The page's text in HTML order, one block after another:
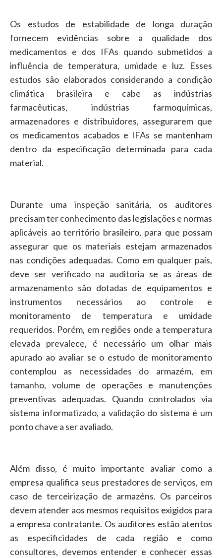
Os estudos de estabilidade de longa duração
fornecem evidências sobre a qualidade dos
medicamentos e dos IFAs quando submetidos a
influência de temperatura, umidade e luz. Esses
estudos são elaborados considerando a condição
climática brasileira e cabe as indústrias
farmacêuticas, indústrias farmoquímicas,
armazenadores e distribuidores, assegurarem que
os medicamentos acabados e IFAs se mantenham
dentro da especificação determinada para cada
material.
Durante uma inspeção sanitária, os auditores
precisam ter conhecimento das legislações e normas
aplicáveis ao território brasileiro, para que possam
assegurar que os materiais estejam armazenados
nas condições adequadas. Como em qualquer país,
deve ser verificado na auditoria se as áreas de
armazenamento são dotadas de equipamentos e
instrumentos necessários ao controle e
monitoramento de temperatura e umidade
requeridos. Porém, em regiões onde a temperatura
elevada prevalece, é necessário um olhar mais
apurado ao avaliar se o estudo de monitoramento
contemplou as necessidades do armazém, em
tamanho, volume de operações e manutenções
preventivas adequadas. Quando controlados via
sistema informatizado, a validação do sistema é um
ponto chave a ser avaliado.
Além disso, é muito importante avaliar como a
empresa qualifica seus prestadores de serviços, em
caso de terceirização de armazéns. Os parceiros
devem atender aos mesmos requisitos exigidos para
a empresa contratante. Os auditores estão atentos
as especificidades de cada região e como
consultores, devemos entender e conhecer essas